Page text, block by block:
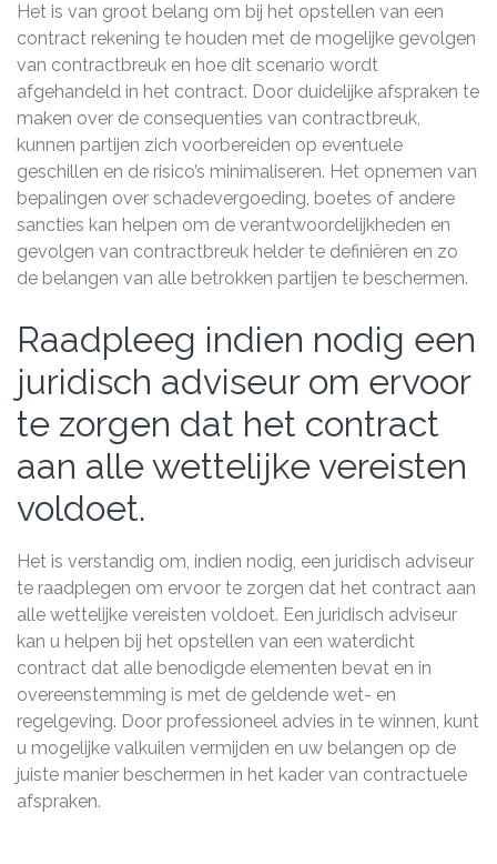
Het is van groot belang om bij het opstellen van een
contract rekening te houden met de mogelijke gevolgen
van contractbreuk en hoe dit scenario wordt
afgehandeld in het contract. Door duidelijke afspraken te
maken over de consequenties van contractbreuk,
kunnen partijen zich voorbereiden op eventuele
geschillen en de risico’s minimaliseren. Het opnemen van
bepalingen over schadevergoeding, boetes of andere
sancties kan helpen om de verantwoordelijkheden en
gevolgen van contractbreuk helder te definiëren en zo
de belangen van alle betrokken partijen te beschermen.
Raadpleeg indien nodig een
juridisch adviseur om ervoor
te zorgen dat het contract
aan alle wettelijke vereisten
voldoet.
Het is verstandig om, indien nodig, een juridisch adviseur
te raadplegen om ervoor te zorgen dat het contract aan
alle wettelijke vereisten voldoet. Een juridisch adviseur
kan u helpen bij het opstellen van een waterdicht
contract dat alle benodigde elementen bevat en in
overeenstemming is met de geldende wet- en
regelgeving. Door professioneel advies in te winnen, kunt
u mogelijke valkuilen vermijden en uw belangen op de
juiste manier beschermen in het kader van contractuele
afspraken.